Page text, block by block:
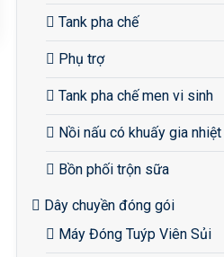
Tank pha chế
Phụ trợ
Tank pha chế men vi sinh
Nồi nấu có khuấy gia nhiệt
Bồn phối trộn sữa
Dây chuyền đóng gói
Máy Đóng Tuýp Viên Sủi